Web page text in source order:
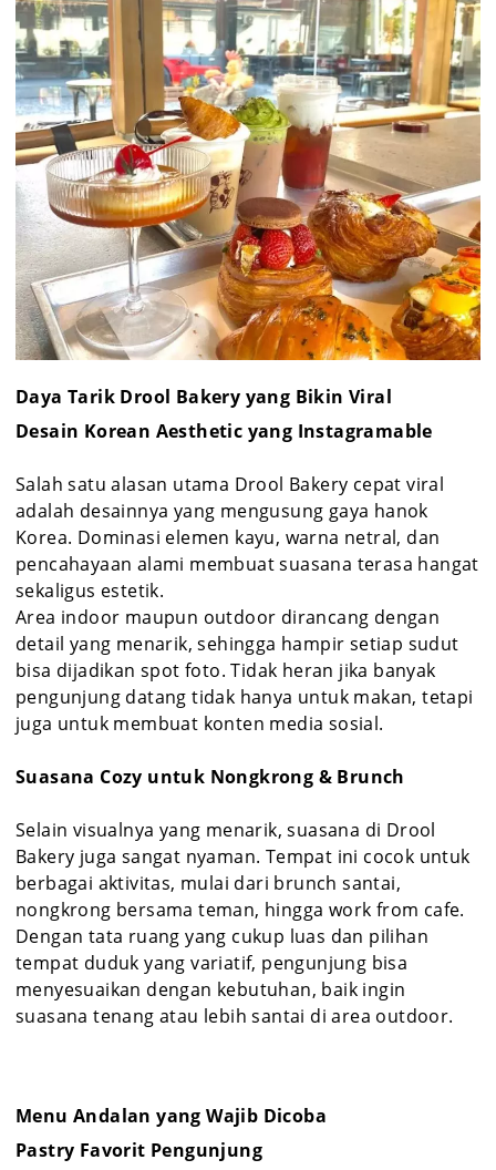
Daya Tarik Drool Bakery yang Bikin Viral
Desain Korean Aesthetic yang Instagramable
Salah satu alasan utama Drool Bakery cepat viral
adalah desainnya yang mengusung gaya hanok
Korea. Dominasi elemen kayu, warna netral, dan
pencahayaan alami membuat suasana terasa hangat
sekaligus estetik.
Area indoor maupun outdoor dirancang dengan
detail yang menarik, sehingga hampir setiap sudut
bisa dijadikan spot foto. Tidak heran jika banyak
pengunjung datang tidak hanya untuk makan, tetapi
juga untuk membuat konten media sosial.
Suasana Cozy untuk Nongkrong & Brunch
Selain visualnya yang menarik, suasana di Drool
Bakery juga sangat nyaman. Tempat ini cocok untuk
berbagai aktivitas, mulai dari brunch santai,
nongkrong bersama teman, hingga work from cafe.
Dengan tata ruang yang cukup luas dan pilihan
tempat duduk yang variatif, pengunjung bisa
menyesuaikan dengan kebutuhan, baik ingin
suasana tenang atau lebih santai di area outdoor.
Menu Andalan yang Wajib Dicoba
Pastry Favorit Pengunjung